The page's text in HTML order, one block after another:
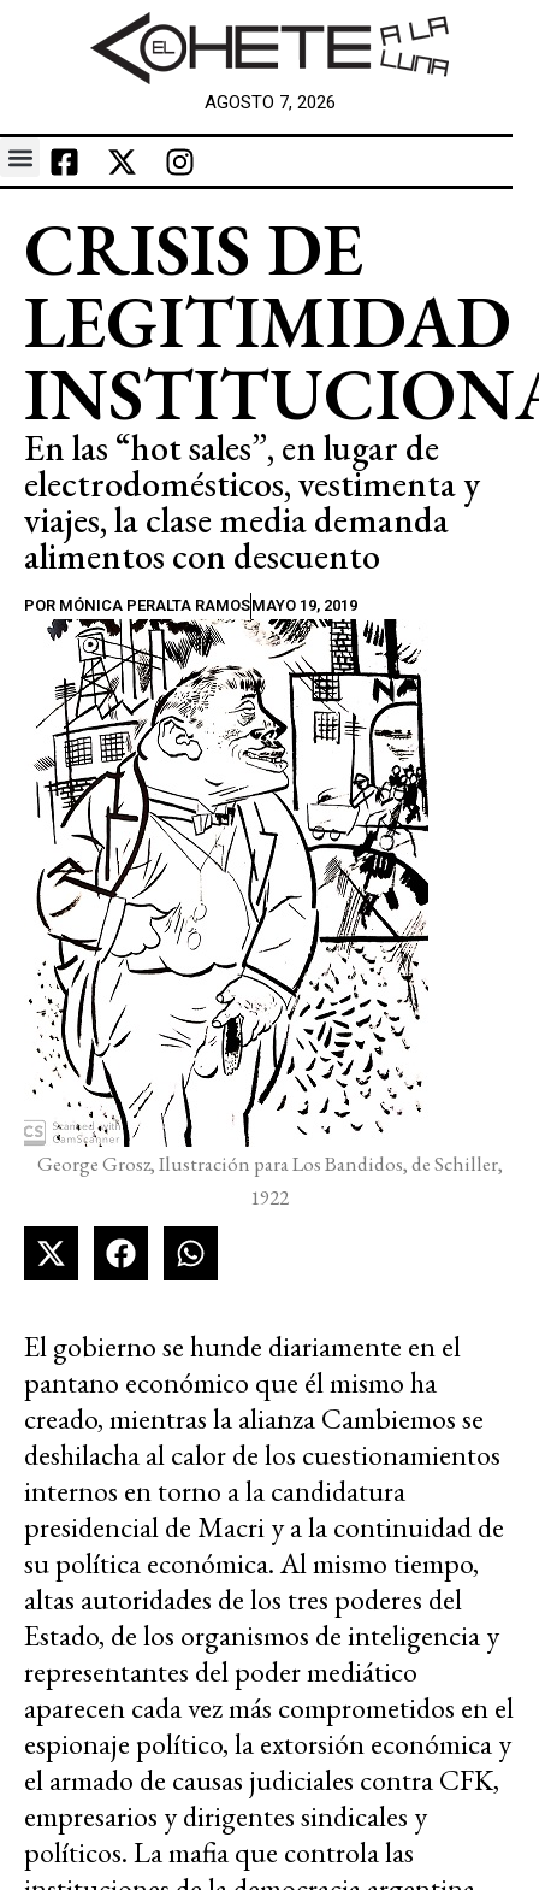
AGOSTO 7, 2026
CRISIS DE
LEGITIMIDAD
En las “hot sales”, en lugar de
electrodomésticos, vestimenta y
viajes, la clase media demanda
alimentos con descuento
POR MÓNICA PERALTA RAMOSMAYO 19, 2019
George Grosz, Ilustración para Los Bandidos, de Schiller,
1922
El gobierno se hunde diariamente en el
pantano económico que él mismo ha
creado, mientras la alianza Cambiemos se
deshilacha al calor de los cuestionamientos
internos en torno a la candidatura
presidencial de Macri y a la continuidad de
su política económica. Al mismo tiempo,
altas autoridades de los tres poderes del
Estado, de los organismos de inteligencia y
representantes del poder mediático
aparecen cada vez más comprometidos en el
espionaje político, la extorsión económica y
el armado de causas judiciales contra CFK,
empresarios y dirigentes sindicales y
políticos. La mafia que controla las